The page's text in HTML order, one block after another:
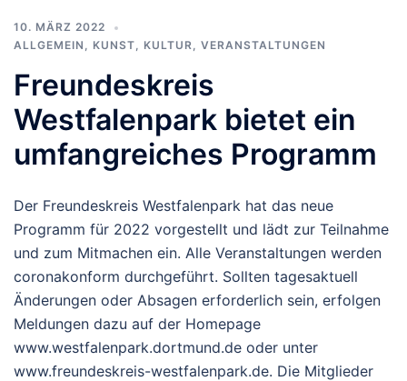
10. MÄRZ 2022
ALLGEMEIN
KUNST, KULTUR VERANSTALTUNGEN
Freundeskreis
Westfalenpark bietet ein
umfangreiches Programm
Der Freundeskreis Westfalenpark hat das neue
Programm für 2022 vorgestellt und lädt zur Teilnahme
und zum Mitmachen ein. Alle Veranstaltungen werden
coronakonform durchgeführt. Sollten tagesaktuell
Änderungen oder Absagen erforderlich sein, erfolgen
Meldungen dazu auf der Homepage
www.westfalenpark.dortmund.de oder unter
www.freundeskreis-westfalenpark.de. Die Mitglieder